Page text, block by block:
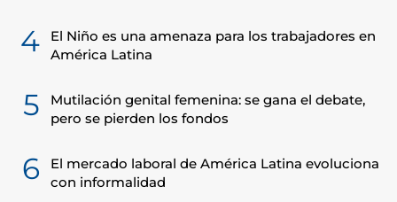
4
El Niño es una amenaza para los trabajadores en
América Latina
5
Mutilación genital femenina: se gana el debate,
pero se pierden los fondos
6
El mercado laboral de América Latina evoluciona
con informalidad